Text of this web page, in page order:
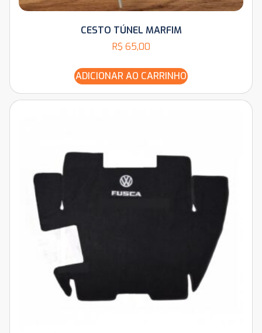
CESTO TÚNEL MARFIM
R$ 65,00
ADICIONAR AO CARRINHO